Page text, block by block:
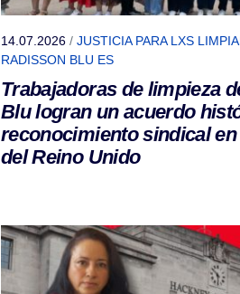
14.07.2026 / JUSTICIA PARA LXS
RADISSON BLU ES
Trabajadoras de limpieza
Blu logran un acuerdo
reconocimiento sindical
del Reino Unido